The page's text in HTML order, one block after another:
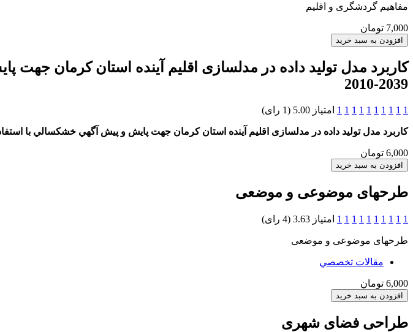
مفاهیم گردشگری و اقلیم
7,000 تومان
کاربرد مدل تولید داده در مدلسازی اقلیم آینده استان کرمان
2039-2010
1
1
1
1
1
1
1
1
1
1 امتیاز 5.00 (1 رای)
کاربرد مدل تولید داده در مدلسازی اقلیم آینده استان کرمان جهت پايش و پيش آگهي خشکسالي با استفاده از
6,000 تومان
طرحهای موضوعی و موضعی
1
1
1
1
1
1
1
1
1
1 امتیاز 3.63 (4 رای)
طرحهای موضوعی و موضعی
مقالات تخصصي
6,000 تومان
طراحی فضای شهری